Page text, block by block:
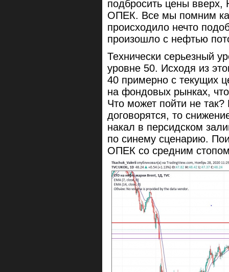
подбросить цены вверх,
ОПЕК. Все мы помним
происходило нечто
произошло с нефтью
Технически серьезный
уровне 50. Исходя из
40 примерно с текущих
на фондовых рынках,
Что может пойти не
договорятся, то
накал в персидском
по синему сценарию.
ОПЕК со средним